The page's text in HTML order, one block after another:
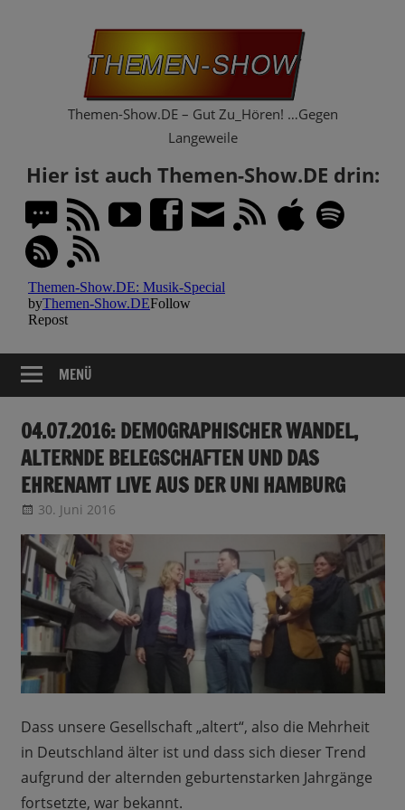
Themen-Show.DE – Gut Zu_Hören! …Gegen
Langeweile
Hier ist auch Themen-Show.DE drin:
MENÜ
04.07.2016: DEMOGRAPHISCHER WANDEL,
ALTERNDE BELEGSCHAFTEN UND DAS
EHRENAMT LIVE AUS DER UNI HAMBURG
30. Juni 2016
Dass unsere Gesellschaft „altert“, also die Mehrheit
in Deutschland älter ist und dass sich dieser Trend
aufgrund der alternden geburtenstarken Jahrgänge
fortsetzte, war bekannt.